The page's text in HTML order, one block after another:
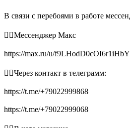
В связи с перебоями в работе
👉🏻Мессенджер Макс
https://max.ru/u/
👉🏻Через контакт в телеграмм:
https://t.me/+79022999868
https://t.me/+79022999068